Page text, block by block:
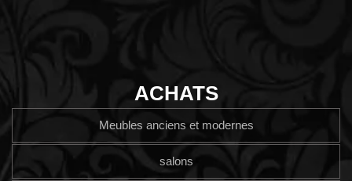
ACHATS
Meubles anciens et modernes
salons